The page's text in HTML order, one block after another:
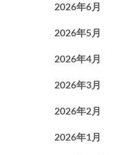
2026年6月
2026年5月
2026年4月
2026年3月
2026年2月
2026年1月